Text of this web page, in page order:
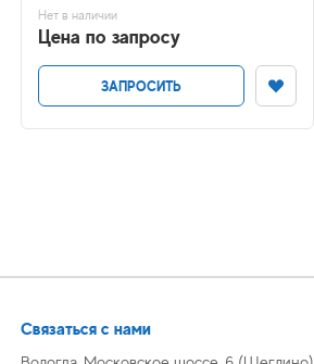
Нет в наличии
Цена по запросу
ЗАПРОСИТЬ
Связаться с нами